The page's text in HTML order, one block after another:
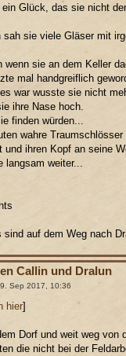
Glück, das sie nicht
sah sie viele Gläser mit
sie an dem Keller
mal handgreiflich
war wusste sie nicht
ihre Nase hoch.
finden würden...
wahre
und ihren Kopf an seine
weiter...
sind auf dem Weg nach
Callin und Dralun
Sep 2017, 10:36
hier]
Dorf und weit weg
die nicht bei der